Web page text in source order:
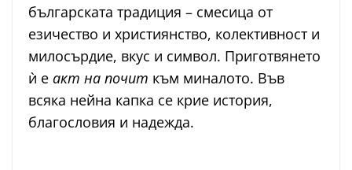
българската традиция – смесица от
езичество и християнство, колективност и
милосърдие, вкус и символ. Приготвянето
ѝ e акт на почит към миналото. Във
всяка нейна капка се крие история,
благословия и надежда.